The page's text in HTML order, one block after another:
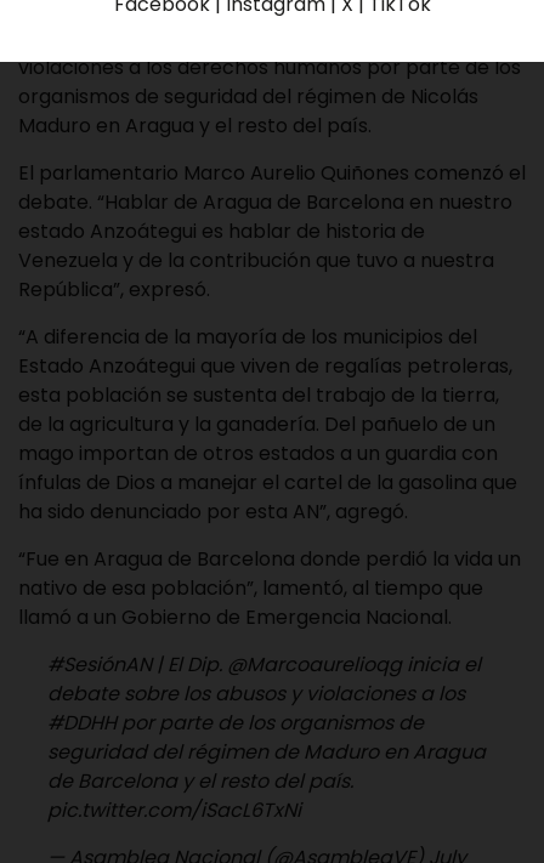
Los diputados a la Asamblea Nacional (AN)
violaciones a los derechos humanos por parte de los
organismos de seguridad del régimen de Nicolás
Maduro en Aragua y el resto del país.
El parlamentario Marco Aurelio Quiñones comenzó el
debate. “Hablar de Aragua de Barcelona en nuestro
estado Anzoátegui es hablar de historia de
Venezuela y de la contribución que tuvo a nuestra
República”, expresó.
“A diferencia de la mayoría de los municipios del
Estado Anzoátegui que viven de regalías petroleras,
esta población se sustenta del trabajo de la tierra,
de la agricultura y la ganadería. Del pañuelo de un
mago importan de otros estados a un guardia con
ínfulas de Dios a manejar el cartel de la gasolina que
ha sido denunciado por esta AN”, agregó.
“Fue en Aragua de Barcelona donde perdió la vida un
nativo de esa población”, lamentó, al tiempo que
llamó a un Gobierno de Emergencia Nacional.
#SesiónAN| El Dip. @Marcoaurelioqg inicia el
debate sobre los abusos y violaciones a los
#DDHHpor parte de los organismos de
seguridad del régimen de Maduro en Aragua
de Barcelona y el resto del país.
pic.twitter.com/iSacL6TxNi